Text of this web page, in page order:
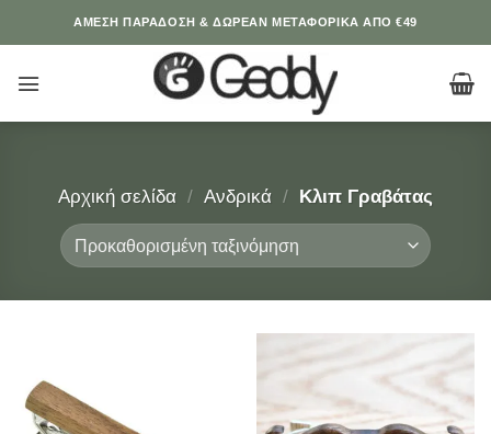
ΆΜΕΣΗ ΠΑΡΑΔΟΣΗ & ΔΩΡΕΑΝ ΜΕΤΑΦΟΡΙΚΑ ΑΠΟ €49
Αρχική σελίδα / Ανδρικά / Κλιπ Γραβάτας